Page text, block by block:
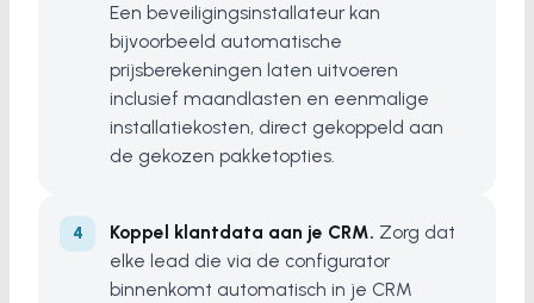
Een beveiligingsinstallateur kan
bijvoorbeeld automatische
prijsberekeningen laten uitvoeren
inclusief maandlasten en eenmalige
installatiekosten, direct gekoppeld aan
de gekozen pakketopties.
Koppel klantdata aan je CRM. Zorg dat
elke lead die via de configurator
binnenkomt automatisch in je CRM